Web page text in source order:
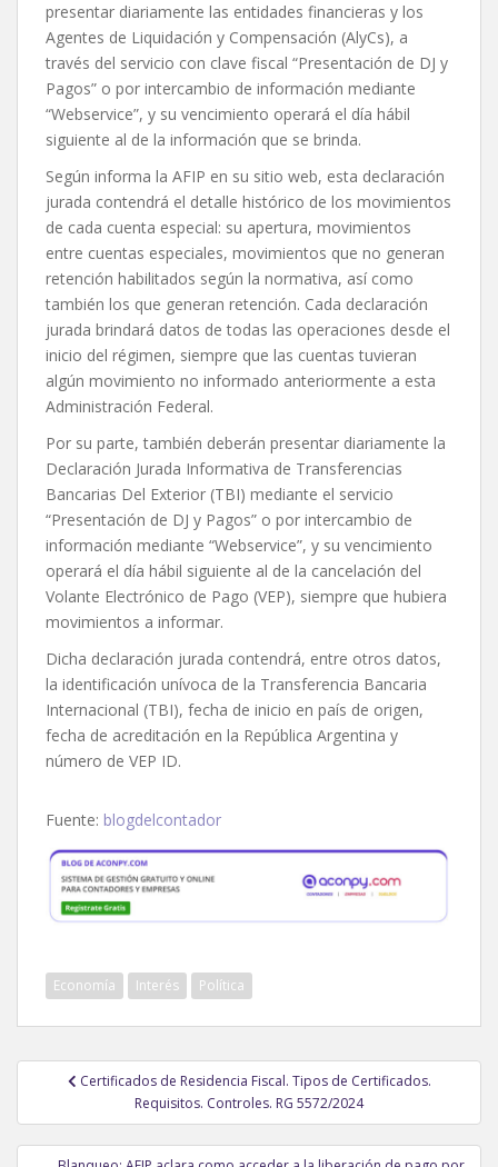
presentar diariamente las entidades financieras y los
Agentes de Liquidación y Compensación (AlyCs), a
través del servicio con clave fiscal “Presentación de DJ y
Pagos” o por intercambio de información mediante
“Webservice”, y su vencimiento operará el día hábil
siguiente al de la información que se brinda.
Según informa la AFIP en su sitio web, esta declaración
jurada contendrá el detalle histórico de los movimientos
de cada cuenta especial: su apertura, movimientos
entre cuentas especiales, movimientos que no generan
retención habilitados según la normativa, así como
también los que generan retención. Cada declaración
jurada brindará datos de todas las operaciones desde el
inicio del régimen, siempre que las cuentas tuvieran
algún movimiento no informado anteriormente a esta
Administración Federal.
Por su parte, también deberán presentar diariamente la
Declaración Jurada Informativa de Transferencias
Bancarias Del Exterior (TBI) mediante el servicio
“Presentación de DJ y Pagos” o por intercambio de
información mediante “Webservice”, y su vencimiento
operará el día hábil siguiente al de la cancelación del
Volante Electrónico de Pago (VEP), siempre que hubiera
movimientos a informar.
Dicha declaración jurada contendrá, entre otros datos,
la identificación unívoca de la Transferencia Bancaria
Internacional (TBI), fecha de inicio en país de origen,
fecha de acreditación en la República Argentina y
número de VEP ID.
Fuente: blogdelcontador
Economía Interés Política
Navegación
entradas
Certificados de Residencia Fiscal. Tipos de Certificados.
Requisitos. Controles. RG 5572/2024